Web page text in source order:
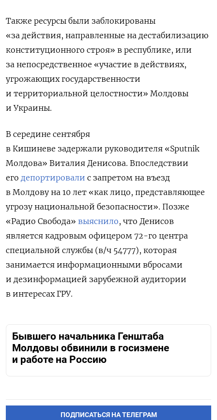
Также ресурсы были заблокированы
«за действия, направленные на дестабилизацию
конституционного строя» в республике, или
за непосредственное «участие в действиях,
угрожающих государственности
и территориальной целостности» Молдовы
и Украины.
В середине сентября
в Кишиневе задержали руководителя «Sputnik
Молдова» Виталия Денисова. Впоследствии
его депортировали с запретом на въезд
в Молдову на 10 лет «как лицо, представляющее
угрозу национальной безопасности». Позже
«Радио Свобода» выяснило, что Денисов
является кадровым офицером 72-го центра
специальной службы (в/ч 54777), которая
занимается информационными вбросами
и дезинформацией зарубежной аудитории
в интересах ГРУ.
Бывшего начальника Генштаба
Молдовы обвинили в госизмене
и работе на Россию
ПОДПИСАТЬСЯ НА ТЕЛЕГРАМ